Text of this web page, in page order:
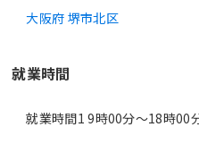
大阪府 堺市北区
就業時間
就業時間1 9時00分〜18時00